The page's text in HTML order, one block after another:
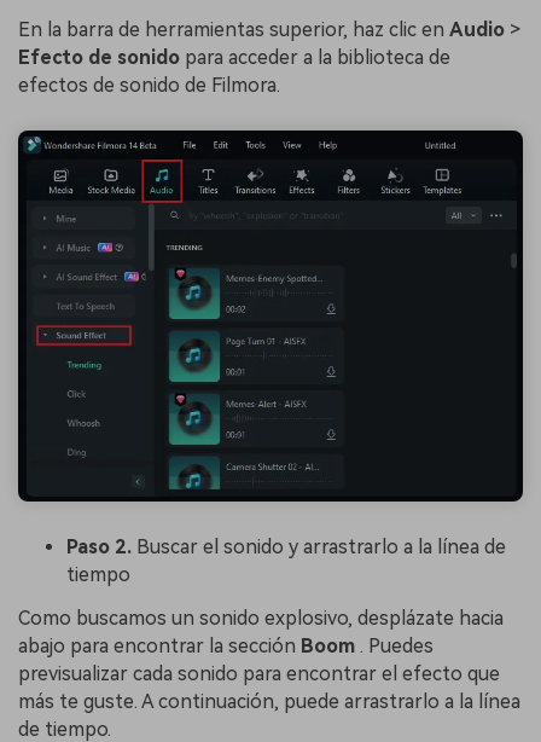
En la barra de herramientas superior, haz clic en Audio >
Efecto de sonido para acceder a la biblioteca de
efectos de sonido de Filmora.
Paso 2. Buscar el sonido y arrastrarlo a la línea de
tiempo
Como buscamos un sonido explosivo, desplázate hacia
abajo para encontrar la sección Boom . Puedes
previsualizar cada sonido para encontrar el efecto que
más te guste. A continuación, puede arrastrarlo a la línea
de tiempo.